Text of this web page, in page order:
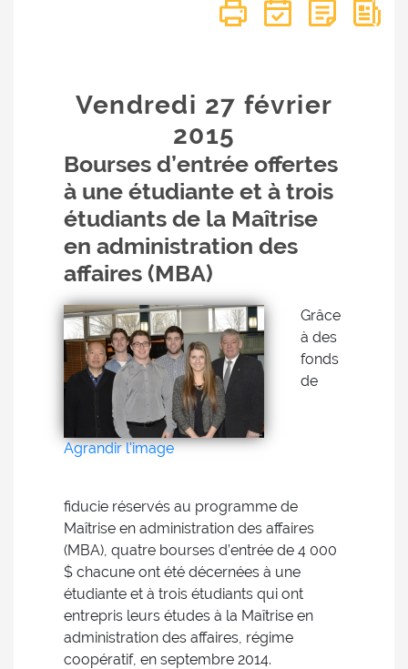
Vendredi 27février
2015
Bourses d’entrée offertes
à une étudiante et à trois
étudiants de la Maîtrise
en administration des
affaires (MBA)
Agrandir l'image
Grâce
à des
fonds
de
fiducie réservés au programme de
Maîtrise en administration des affaires
(MBA), quatre bourses d’entrée de 4 000
$ chacune ont été décernées à une
étudiante et à trois étudiants qui ont
entrepris leurs études à la Maîtrise en
administration des affaires, régime
coopératif, en septembre 2014.